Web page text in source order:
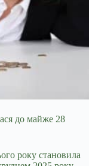
до майже 28
року становила